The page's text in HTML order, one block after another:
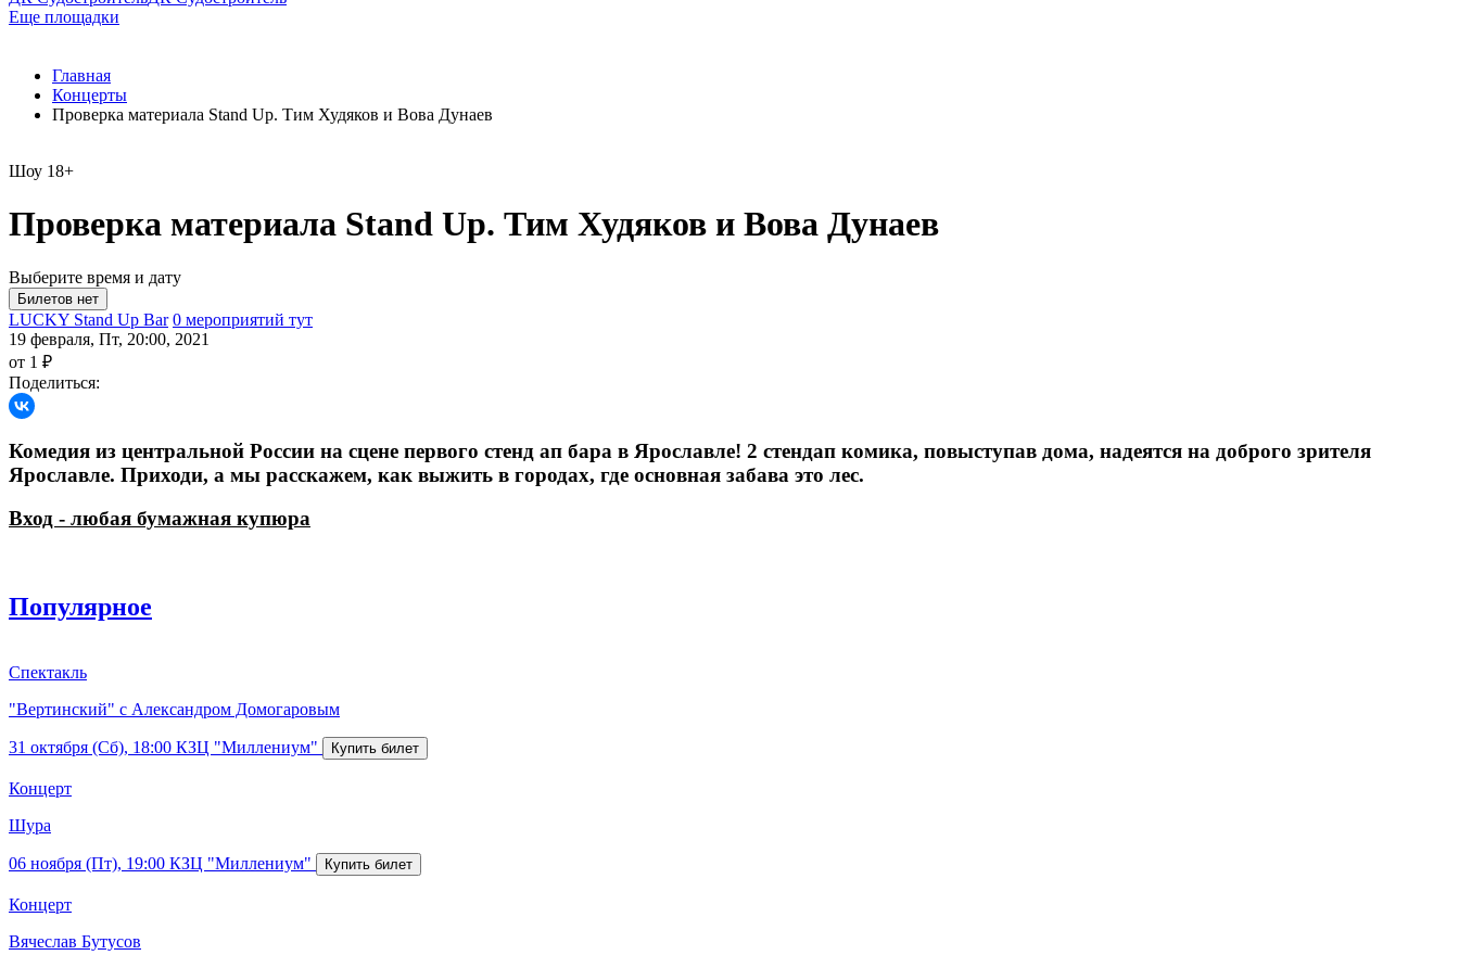
Еще площадки
Главная
Концерты
Проверка материала Stand Up. Тим Худяков и Вова Дунаев
Шоу 18+
Проверка материала Stand Up. Тим Худяков и Вова Дунаев
Выберите время и дату
LUCKY Stand Up Bar 0 мероприятий тут
19 февраля, Пт, 20:00, 2021
от 1 ₽
Поделиться:
Комедия из центральной России на сцене первого стенд ап бара в Ярославле! 2 стендап комика, повыступав дома, надеятся на доброго зрителя
Ярославле. Приходи, а мы расскажем, как выжить в городах, где основная забава это лес.
Вход - любая бумажная купюра
Популярное
Спектакль
"Вертинский" с Александром Домогаровым
31 октября (Сб), 18:00 КЗЦ "Миллениум"
Концерт
Шура
06 ноября (Пт), 19:00 КЗЦ "Миллениум"
Концерт
Вячеслав Бутусов